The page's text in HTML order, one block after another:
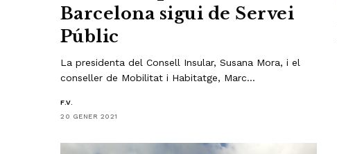
Barcelona sigui de Servei
Públic
La presidenta del Consell Insular, Susana Mora, i el
conseller de Mobilitat i Habitatge, Marc…
F.V.
20 GENER 2021